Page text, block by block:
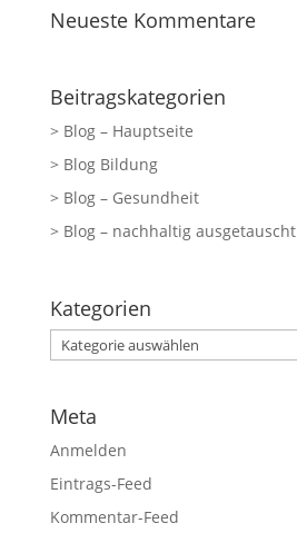
Neueste Kommentare
Beitragskategorien
> Blog – Hauptseite
> Blog Bildung
> Blog – Gesundheit
> Blog – nachhaltig ausgetauscht
Kategorien
Kategorien
Meta
Anmelden
Eintrags-Feed
Kommentar-Feed